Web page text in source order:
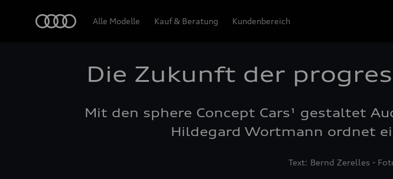
Alle Modelle Kauf & Beratung Kundenbereich
Die Zukunft der
Mit den sphere Concept Cars¹ gestaltet
Hildegard Wortmann ordnet
Text: Bernd Zerelles -